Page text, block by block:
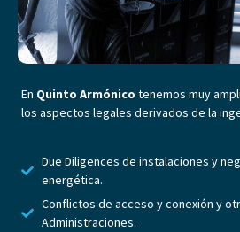
En Quinto Armónico tenemos muy
los aspectos legales derivados de la
Due Diligences de instalaciones y
energética.
Conflictos de acceso y conexión y
Administraciones.